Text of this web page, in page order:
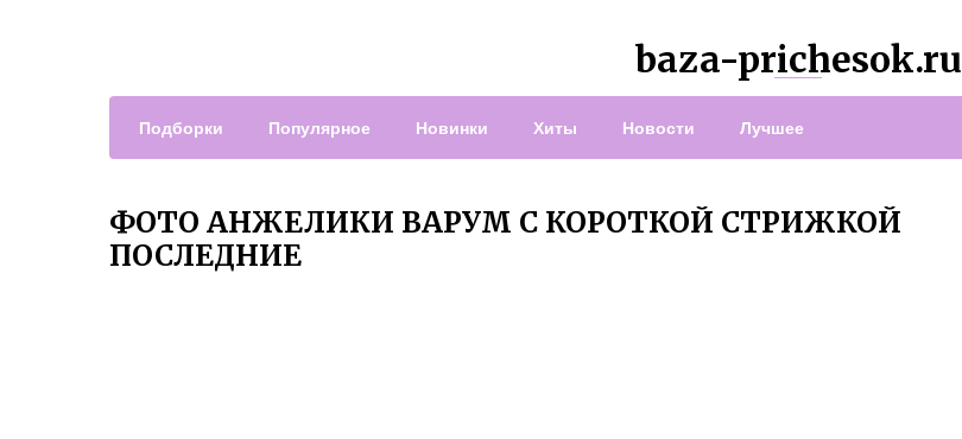
baza-prichesok.ru
Подборки Популярное Новинки Хиты Новости Лучшее
ФОТО АНЖЕЛИКИ ВАРУМ С КОРОТКОЙ СТРИЖКОЙ
ПОСЛЕДНИЕ